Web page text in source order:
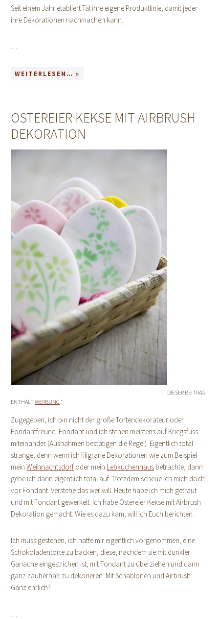
Seit einem Jahr etabliert Tal ihre eigene Produktlinie, damit jeder
ihre Dekorationen nachmachen kann.
…
WEITERLESEN… »
OSTEREIER KEKSE MIT AIRBRUSH
DEKORATION
DIESER BEITRAG
ENTHÄLTWERBUNG.*
Zugegeben, ich bin nicht der große Tortendekorateur oder
Fondantfreund. Fondant und ich stehen meistens auf Kriegsfuss
miteinander (Ausnahmen bestätigen die Regel). Eigentlich total
strange, denn wenn ich filigrane Dekorationen wie zum Beispiel
meinWeihnachtsdorf oder mein Lebkuchenhaus betrachte, dann
gehe ich darin eigentlich total auf. Trotzdem scheue ich mich doch
vor Fondant. Verstehe das wer will. Heute habe ich mich getraut
und mit Fondant gewerkelt. Ich habe Ostereier Kekse mit Airbrush
Dekoration gemacht. Wie es dazu kam, will ich Euch berichten.
Ich muss gestehen, ich hatte mir eigentlich vorgenommen, eine
Schokoladentorte zu backen, diese, nachdem sie mit dunkler
Ganache eingestrichen ist, mit Fondant zu überziehen und dann
ganz zauberhaft zu dekorieren. Mit Schablonen und Airbrush.
Ganz ehrlich?
…